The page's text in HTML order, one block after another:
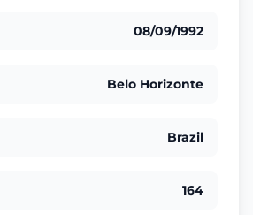
08/09/1992
Belo Horizonte
Brazil
164